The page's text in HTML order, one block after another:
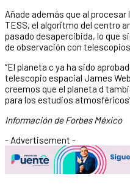
Añade además que al
TESS, el algoritmo del centro
pasado desapercibida, lo que
de observación con
“El planeta c ya ha sido
telescopio espacial James
creemos que el planeta d
para los estudios
Información de Forbes México
- Advertisement -